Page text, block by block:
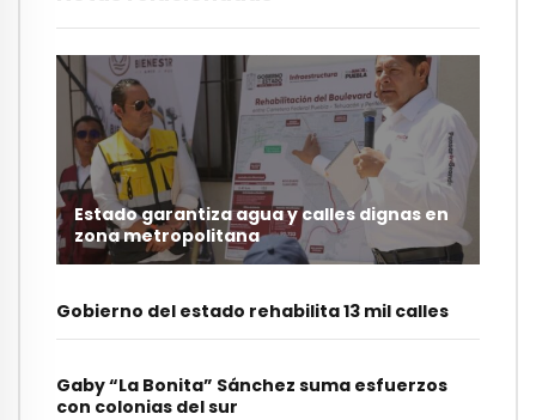
Estado garantiza agua y calles dignas en
zona metropolitana
Gobierno del estado rehabilita 13 mil calles
Gaby “La Bonita” Sánchez suma esfuerzos
con colonias del sur